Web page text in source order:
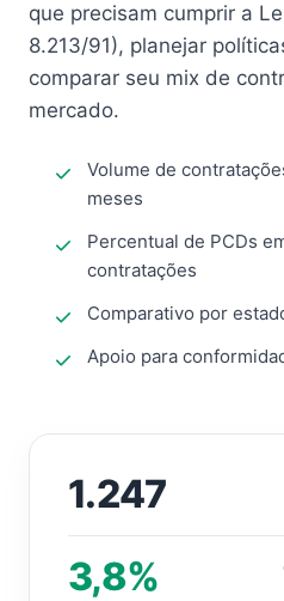
que precisam cumprir a
8.213/91), planejar
comparar seu mix de
mercado.
Volume de
meses
Percentual de PCDs
contratações
Comparativo por
Apoio para
1.247
3,8%